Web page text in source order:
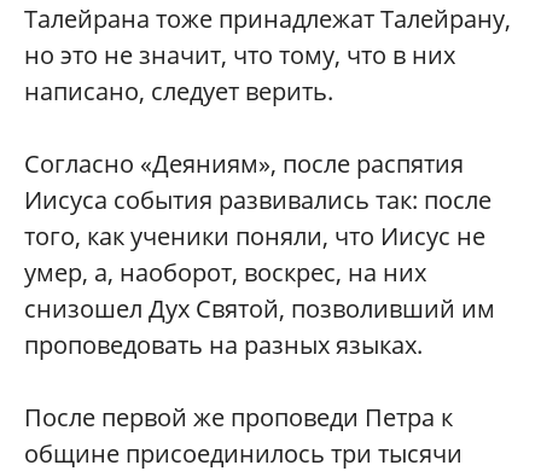
Талейрана тоже принадлежат Талейрану,
но это не значит, что тому, что в них
написано, следует верить.
Согласно «Деяниям», после распятия
Иисуса события развивались так: после
того, как ученики поняли, что Иисус не
умер, а, наоборот, воскрес, на них
снизошел Дух Святой, позволивший им
проповедовать на разных языках.
После первой же проповеди Петра к
общине присоединилось три тысячи